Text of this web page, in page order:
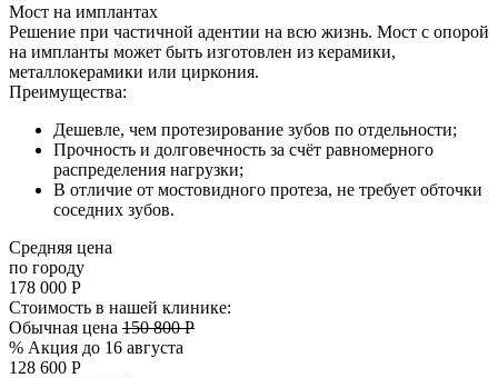
Мост на имплантах
Решение при частичной адентии на всю жизнь. Мост с опорой
на импланты может быть изготовлен из керамики,
металлокерамики или циркония.
Преимущества:
Дешевле, чем протезирование зубов по отдельности;
Прочность и долговечность за счёт равномерного
распределения нагрузки;
В отличие от мостовидного протеза, не требует обточки
соседних зубов.
Средняя цена
по городу
178 000 Р
Стоимость в нашей клинике:
Обычная цена 150 800 Р
% Акция до 16 августа
128 600 Р